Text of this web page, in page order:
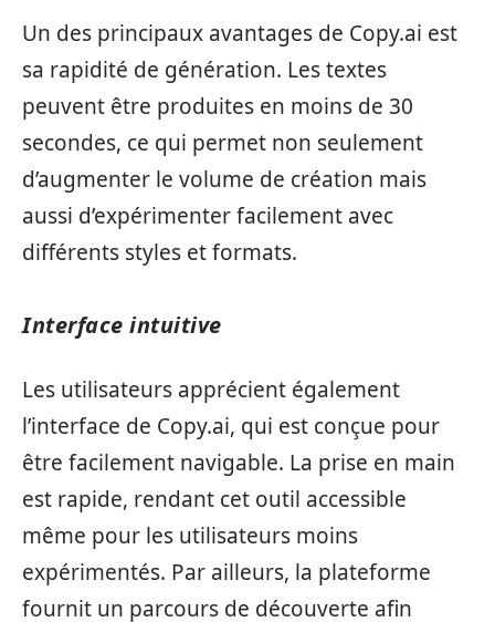
Un des principaux avantages de Copy.ai est
sa rapidité de génération. Les textes
peuvent être produites en moins de 30
secondes, ce qui permet non seulement
d’augmenter le volume de création mais
aussi d’expérimenter facilement avec
différents styles et formats.
Interface intuitive
Les utilisateurs apprécient également
l’interface de Copy.ai, qui est conçue pour
être facilement navigable. La prise en main
est rapide, rendant cet outil accessible
même pour les utilisateurs moins
expérimentés. Par ailleurs, la plateforme
fournit un parcours de découverte afin